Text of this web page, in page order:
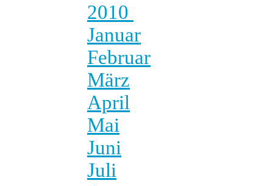
2010
Januar
Februar
März
April
Mai
Juni
Juli